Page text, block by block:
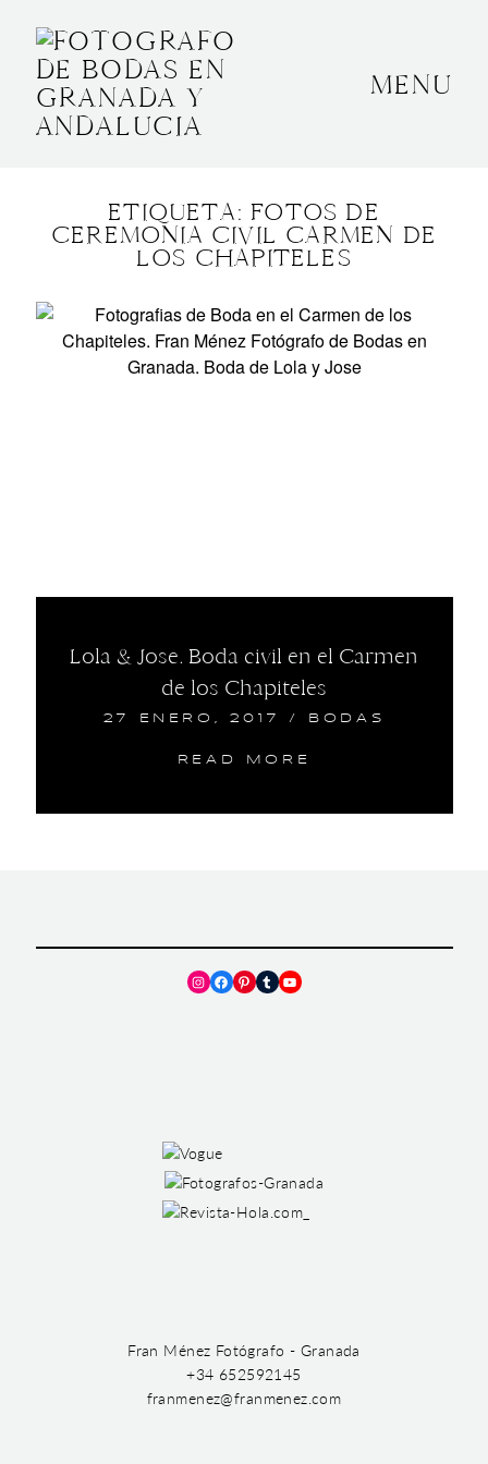
MENU
ETIQUETA: FOTOS DE
CEREMONIA CIVIL CARMEN DE
LOS CHAPITELES
Lola & Jose. Boda civil en el Carmen
de los Chapiteles
27 ENERO, 2017 / BODAS
READ MORE
BODAS
CONTACTO
OTROS
Instagram
Facebook
Pinterest
TumblrYouTube
Fran Ménez Fotógrafo - Granada
+34 652592145
franmenez@franmenez.com